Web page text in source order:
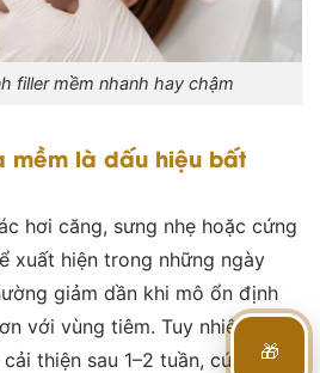
filler mềm nhanh hay chậm
mềm là dấu hiệu bất
hơi căng, sưng nhẹ hoặc cứng
xuất hiện trong những ngày
giảm dần khi mô ổn định
với vùng tiêm. Tuy nhiên, nếu
thiện sau 1–2 tuần, cứng tăng
🎁